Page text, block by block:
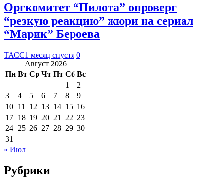
Оргкомитет “Пилота” опроверг
“резкую реакцию” жюри на сериал
“Марик” Бероева
ТАСС1 месяц спустя 0
Август 2026
Пн Вт Ср Чт Пт Сб Вс
1
2
3
4 5 6 7 8
9
10 11 12 13 14 15 16
17 18 19 20 21 22 23
24 25 26 27 28 29 30
31
« Июл
Рубрики